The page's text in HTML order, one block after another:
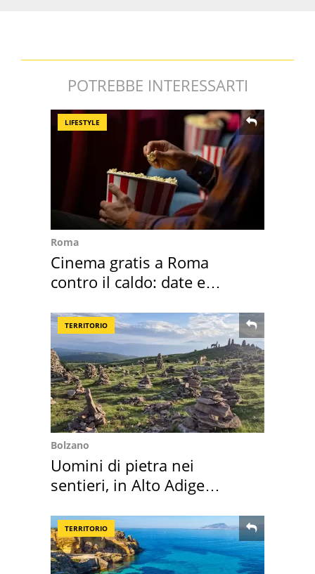
POTREBBE INTERESSARTI
LIFESTYLE
Roma
Cinema gratis a Roma
contro il caldo: date e
TERRITORIO
Bolzano
Uomini di pietra nei
sentieri, in Alto Adige
TERRITORIO